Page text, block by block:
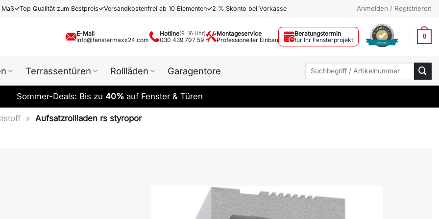
Maß✓Top Qualität zum Bestpreis✓Versandkostenfrei ab 10 Elementen✓2 % Skonto bei Vorkasse Anmelden / Registrieren
E-Mail
info@fenstermaxx24.com
Hotline(9–16 Uhr)
030 439 707 59
Montageservice
Professioneller Einbau
Beratungstermin
für Ihr Fensterprojekt
Mehr Infos
0
Terrassentüren Rollläden Garagentore
Suchen
Sommer-Deals: Bis zu 40% auf Fenster & Türen
» Aufsatzrollladen rs styropor